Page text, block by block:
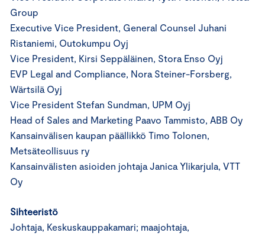
Group
Executive Vice President, General Counsel Juhani
Ristaniemi, Outokumpu Oyj
Vice President, Kirsi Seppäläinen, Stora Enso Oyj
EVP Legal and Compliance, Nora Steiner-Forsberg,
Wärtsilä Oyj
Vice President Stefan Sundman, UPM Oyj
Head of Sales and Marketing Paavo Tammisto, ABB Oy
Kansainvälisen kaupan päällikkö Timo Tolonen,
Metsäteollisuus ry
Kansainvälisten asioiden johtaja Janica Ylikarjula, VTT
Oy
Sihteeristö
Johtaja, Keskuskauppakamari; maajohtaja,